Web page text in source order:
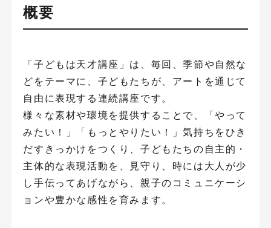
概要
「子どもは天才講座」は、毎回、季節や自然な
どをテーマに、子どもたちが、アートを通じて
自由に表現する連続講座です。
様々な素材や環境を提供することで、「やって
みたい！」「もっとやりたい！」気持ちをひき
だすきっかけをつくり、子どもたちの自主的・
主体的な表現活動を、見守り、時には大人が少
し手伝ってあげながら、親子のコミュニケーシ
ョンや豊かな感性を育みます。